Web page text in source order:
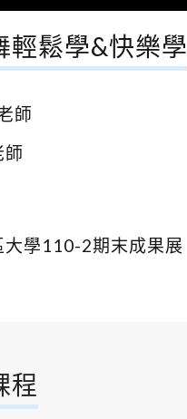
輕鬆學&快樂學
師
師
大學110-2期末成果展
程